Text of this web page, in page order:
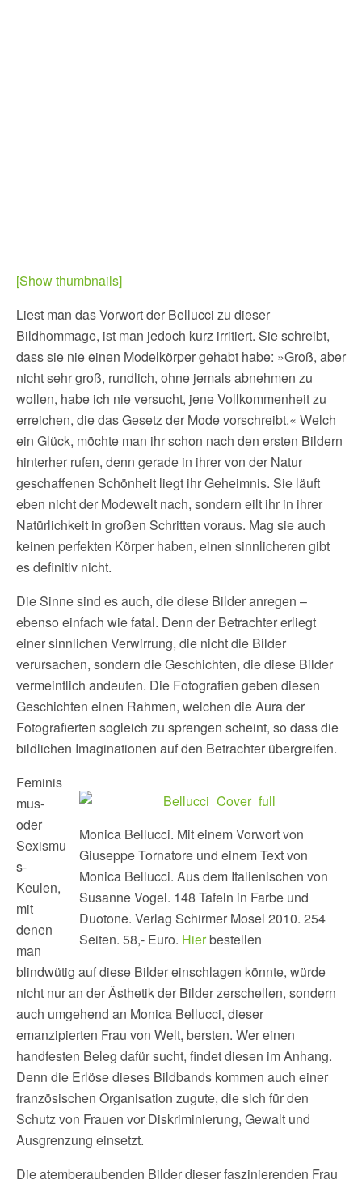
[Show thumbnails]
Liest man das Vorwort der Bellucci zu dieser
Bildhommage, ist man jedoch kurz irritiert. Sie schreibt,
dass sie nie einen Modelkörper gehabt habe: »Groß, aber
nicht sehr groß, rundlich, ohne jemals abnehmen zu
wollen, habe ich nie versucht, jene Vollkommenheit zu
erreichen, die das Gesetz der Mode vorschreibt.« Welch
ein Glück, möchte man ihr schon nach den ersten Bildern
hinterher rufen, denn gerade in ihrer von der Natur
geschaffenen Schönheit liegt ihr Geheimnis. Sie läuft
eben nicht der Modewelt nach, sondern eilt ihr in ihrer
Natürlichkeit in großen Schritten voraus. Mag sie auch
keinen perfekten Körper haben, einen sinnlicheren gibt
es definitiv nicht.
Die Sinne sind es auch, die diese Bilder anregen –
ebenso einfach wie fatal. Denn der Betrachter erliegt
einer sinnlichen Verwirrung, die nicht die Bilder
verursachen, sondern die Geschichten, die diese Bilder
vermeintlich andeuten. Die Fotografien geben diesen
Geschichten einen Rahmen, welchen die Aura der
Fotografierten sogleich zu sprengen scheint, so dass die
bildlichen Imaginationen auf den Betrachter übergreifen.
Monica Bellucci. Mit einem Vorwort von
Giuseppe Tornatore und einem Text von
Monica Bellucci. Aus dem Italienischen von
Susanne Vogel. 148 Tafeln in Farbe und
Duotone. Verlag Schirmer Mosel 2010. 254
Seiten. 58,- Euro. Hierbestellen
Feminis
mus-
oder
Sexismu
s-
Keulen,
mit
denen
man
blindwütig auf diese Bilder einschlagen könnte, würde
nicht nur an der Ästhetik der Bilder zerschellen, sondern
auch umgehend an Monica Bellucci, dieser
emanzipierten Frau von Welt, bersten. Wer einen
handfesten Beleg dafür sucht, findet diesen im Anhang.
Denn die Erlöse dieses Bildbands kommen auch einer
französischen Organisation zugute, die sich für den
Schutz von Frauen vor Diskriminierung, Gewalt und
Ausgrenzung einsetzt.
Die atemberaubenden Bilder dieser faszinierenden Frau